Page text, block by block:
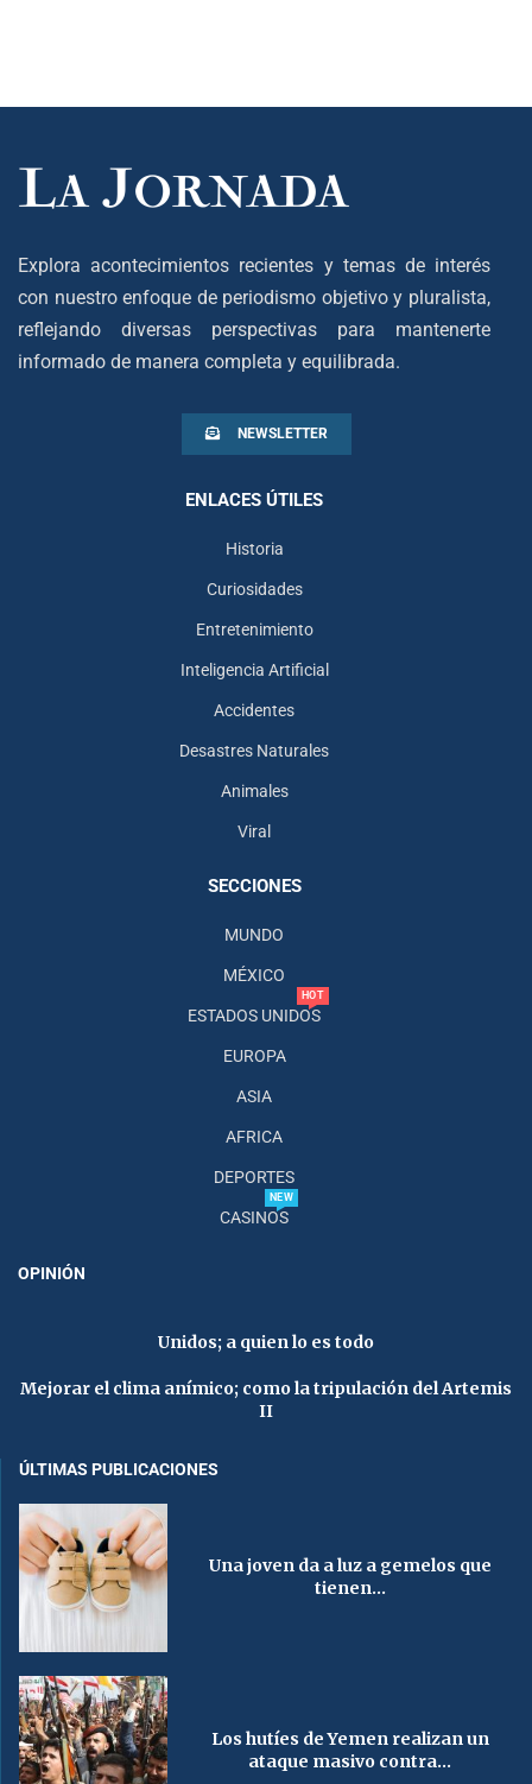
Explora acontecimientos recientes y temas de interés
con nuestro enfoque de periodismo objetivo y pluralista,
reflejando diversas perspectivas para mantenerte
informado de manera completa y equilibrada.
NEWSLETTER
ENLACES ÚTILES
Historia
Curiosidades
Entretenimiento
Inteligencia Artificial
Accidentes
Desastres Naturales
Animales
Viral
SECCIONES
MUNDO
MÉXICO
ESTADOS UNIDOS
HOT
EUROPA
ASIA
AFRICA
DEPORTES
CASINOS
NEW
OPINIÓN
Unidos; a quien lo es todo
Mejorar el clima anímico; como la tripulación del Artemis
II
ÚLTIMAS PUBLICACIONES
Una joven da a luz a gemelos que
tienen...
Los hutíes de Yemen realizan un
ataque masivo contra...